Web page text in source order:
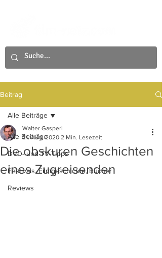
Beitrag
Alle Beiträge
DVD- und TV-Tipps
Festivals, Filmgeschichte, Bücher
Reviews
Alle Beiträge
Die obskuren Geschichten
eines Zugreisenden
Walter Gasperi
21. Aug. 2020 2 Min. Lesezeit